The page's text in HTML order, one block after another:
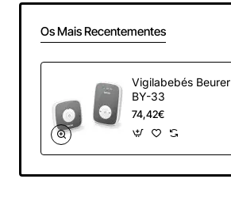
Os Mais Recentementes
Vigilabebés Beurer
BY-33
74,42€